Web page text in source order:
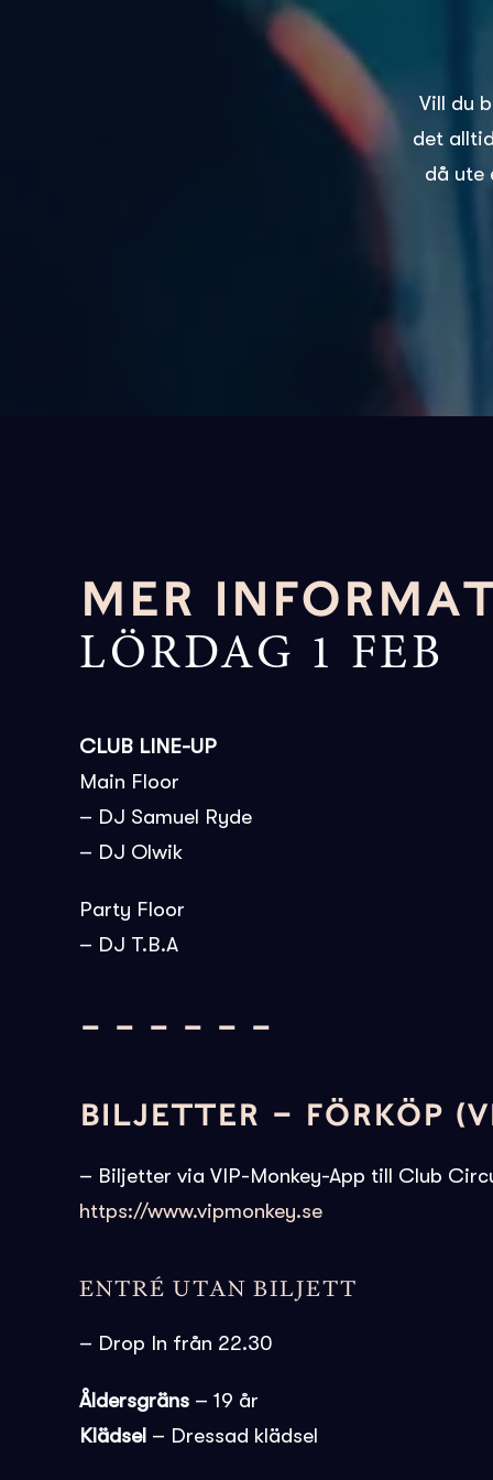
Vill du
det
då ute
MER
LÖRDAG 1 FEB
CLUB LINE-UP
Main Floor
– DJ Samuel Ryde
– DJ Olwik
Party Floor
– DJ T.B.A
– – – – – –
BILJETTER – FÖRKÖP
– Biljetter via VIP-Monkey-App till Club
https://www.vipmonkey.se
ENTRÉ UTAN BILJETT
– Drop In från 22.30
Åldersgräns – 19 år
Klädsel – Dressad klädsel